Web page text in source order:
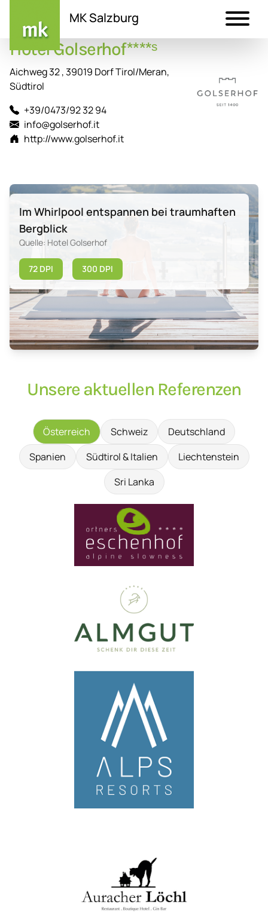
Inhalt
MK Salzburg
Hotel Golserhof****ˢ
Aichweg 32 , 39019 Dorf Tirol/Meran,
Südtirol
+39/0473/92 32 94
info@golserhof.it
http://www.golserhof.it
Im Whirlpool entspannen bei traumhaften
Bergblick
Quelle: Hotel Golserhof
72 DPI 300 DPI
Unsere aktuellen Referenzen
Österreich Schweiz
Deutschland
Spanien
Südtirol & Italien
Liechtenstein
Sri Lanka